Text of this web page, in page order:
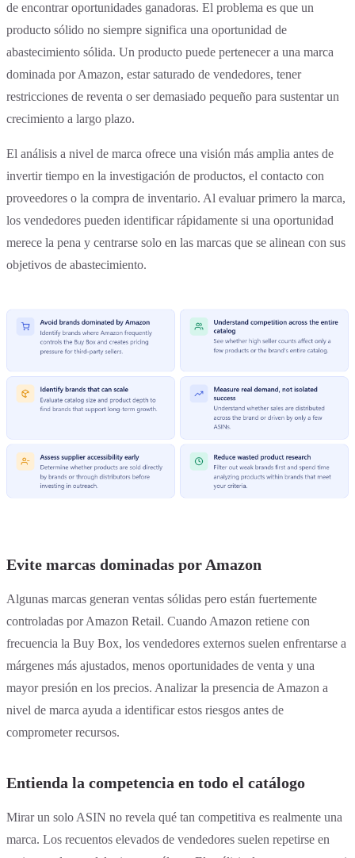
de encontrar oportunidades ganadoras. El problema es que un
producto sólido no siempre significa una oportunidad de
abastecimiento sólida. Un producto puede pertenecer a una marca
dominada por Amazon, estar saturado de vendedores, tener
restricciones de reventa o ser demasiado pequeño para sustentar un
crecimiento a largo plazo.
El análisis a nivel de marca ofrece una visión más amplia antes de
invertir tiempo en la investigación de productos, el contacto con
proveedores o la compra de inventario. Al evaluar primero la marca,
los vendedores pueden identificar rápidamente si una oportunidad
merece la pena y centrarse solo en las marcas que se alinean con sus
objetivos de abastecimiento.
Evite marcas dominadas por Amazon
Algunas marcas generan ventas sólidas pero están fuertemente
controladas por Amazon Retail. Cuando Amazon retiene con
frecuencia la Buy Box, los vendedores externos suelen enfrentarse a
márgenes más ajustados, menos oportunidades de venta y una
mayor presión en los precios. Analizar la presencia de Amazon a
nivel de marca ayuda a identificar estos riesgos antes de
comprometer recursos.
Entienda la competencia en todo el catálogo
Mirar un solo ASIN no revela qué tan competitiva es realmente una
marca. Los recuentos elevados de vendedores suelen repetirse en